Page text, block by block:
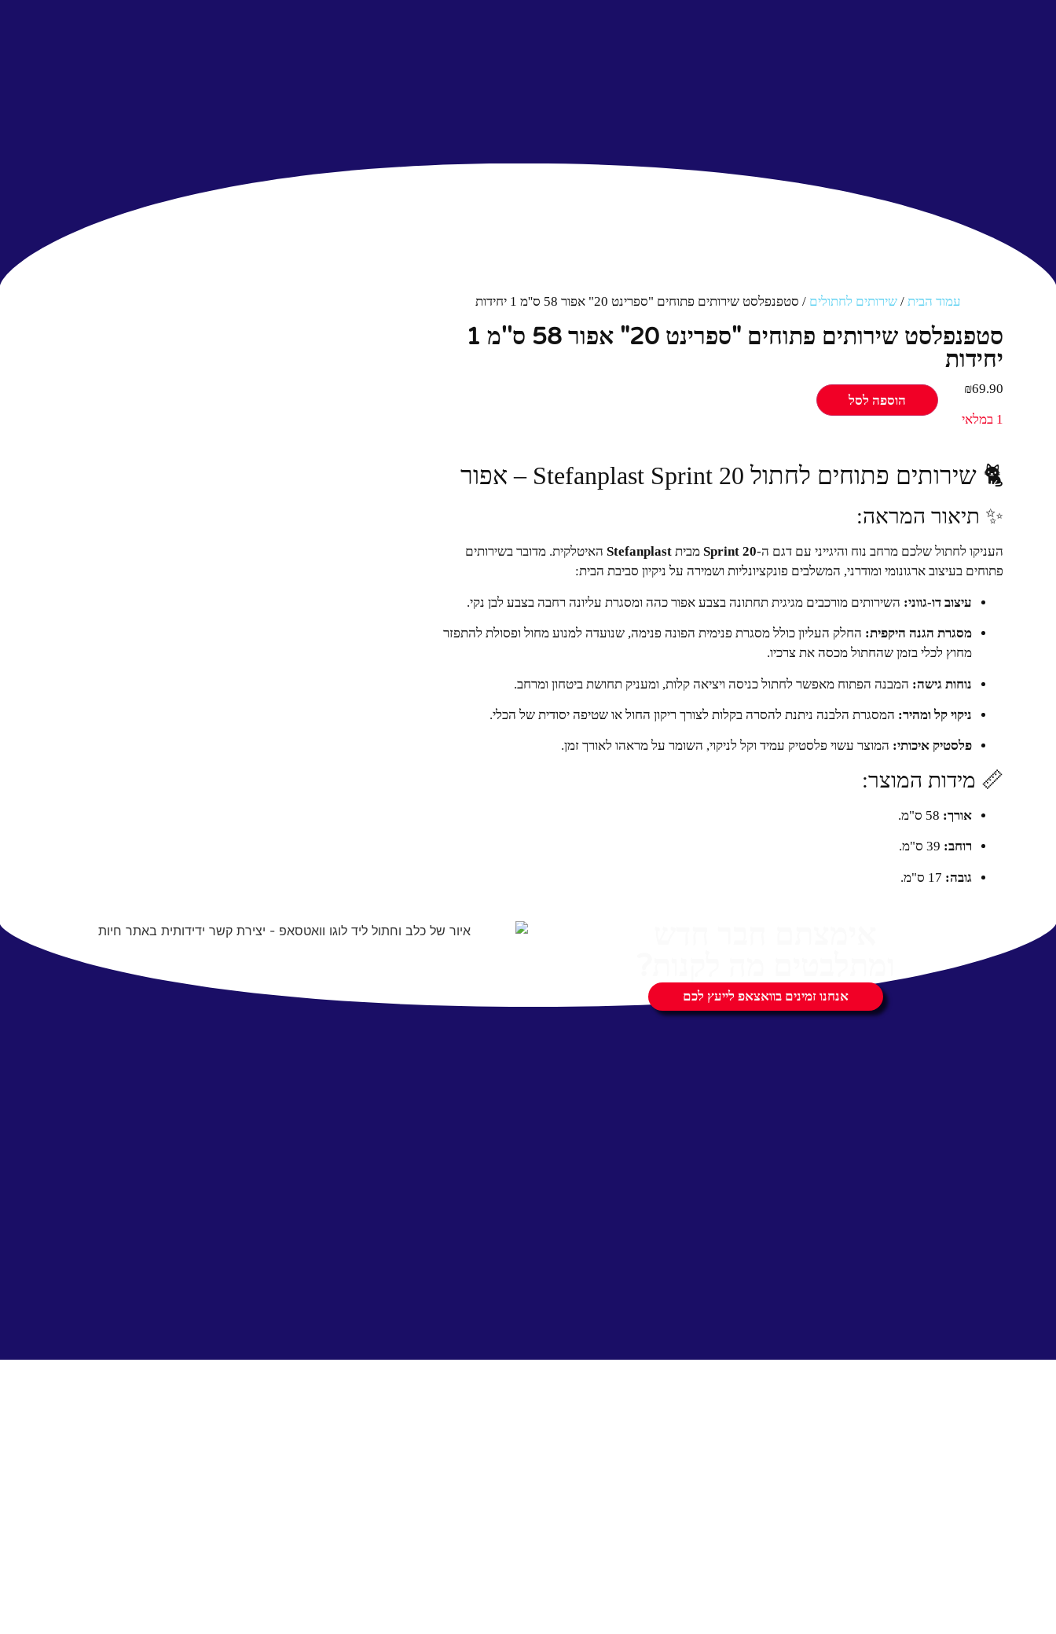
עמוד הבית /שירותים לחתולים / סטפנפלסט שירותים פתוחים "ספרינט 20" אפור 58 ס''מ 1 יחידות
סטפנפלסט שירותים פתוחים "ספרינט 20" אפור 58 ס''מ 1
יחידות
₪69.90
1 במלאי
הוספה לסל
🐈 שירותים פתוחים לחתול Stefanplast Sprint 20 – אפור
✨ תיאור המראה:
העניקו לחתול שלכם מרחב נוח והיגייני עם דגם ה-Sprint 20 מביתStefanplast האיטלקית. מדובר בשירותים
פתוחים בעיצוב ארגונומי ומודרני, המשלבים פונקציונליות ושמירה על ניקיון סביבת הבית:
עיצוב דו-גווני: השירותים מורכבים מגיגית תחתונה בצבע אפור כהה ומסגרת עליונה רחבה בצבע לבן נקי.
מסגרת הגנה היקפית: החלק העליון כולל מסגרת פנימית הפונה פנימה, שנועדה למנוע מחול ופסולת להתפזר
מחוץ לכלי בזמן שהחתול מכסה את צרכיו.
נוחות גישה: המבנה הפתוח מאפשר לחתול כניסה ויציאה קלות, ומעניק תחושת ביטחון ומרחב.
ניקוי קל ומהיר: המסגרת הלבנה ניתנת להסרה בקלות לצורך ריקון החול או שטיפה יסודית של הכלי.
פלסטיק איכותי: המוצר עשוי פלסטיק עמיד וקל לניקוי, השומר על מראהו לאורך זמן.
📏 מידות המוצר:
אורך:
רוחב:
גובה:
אנחנו זמינים בוואצאפ לייעץ לכם